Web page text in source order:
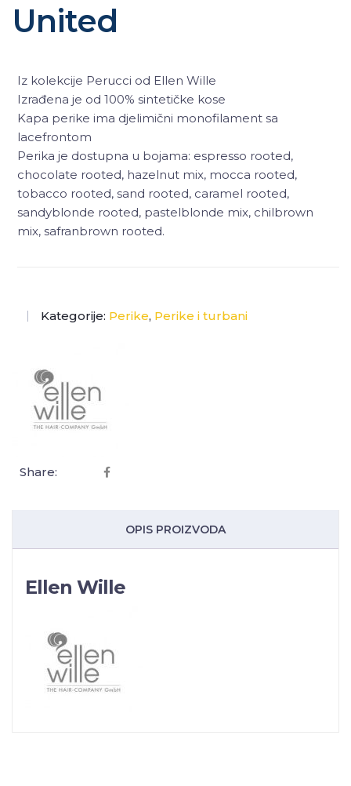
United
Iz kolekcije Perucci od Ellen Wille
Izrađena je od 100% sintetičke kose
Kapa perike ima djelimični monofilament sa
lacefrontom
Perika je dostupna u bojama: espresso rooted,
chocolate rooted, hazelnut mix, mocca rooted,
tobacco rooted, sand rooted, caramel rooted,
sandyblonde rooted, pastelblonde mix, chilbrown
mix, safranbrown rooted.
Kategorije: Perike, Perike i turbani
Share:
OPIS PROIZVODA
Ellen Wille